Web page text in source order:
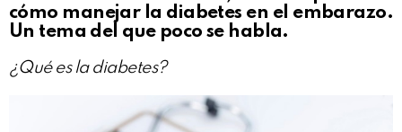
cómo manejar la diabetes en el embarazo.
Un tema del que poco se habla.
¿Qué es la diabetes?